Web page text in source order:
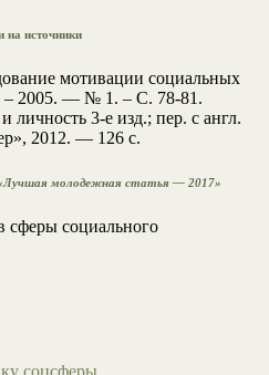
на источники
мотивации социальных
2005. — № 1. – С. 78-81.
3-е изд.; пер. с англ.
2012. — 126 с.
молодежная статья — 2017»
сферы социального
соцсферы